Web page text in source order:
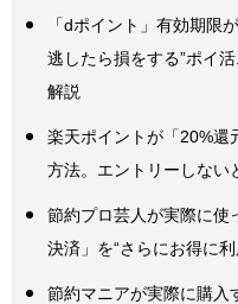
「dポイント」有効期限
逃したら損をする”ポイ
解説
楽天ポイントが「20%還
方法。エントリーしない
節約プロ芸人が実際に使
決済」を“さらにお得に
節約マニアが実際に購入